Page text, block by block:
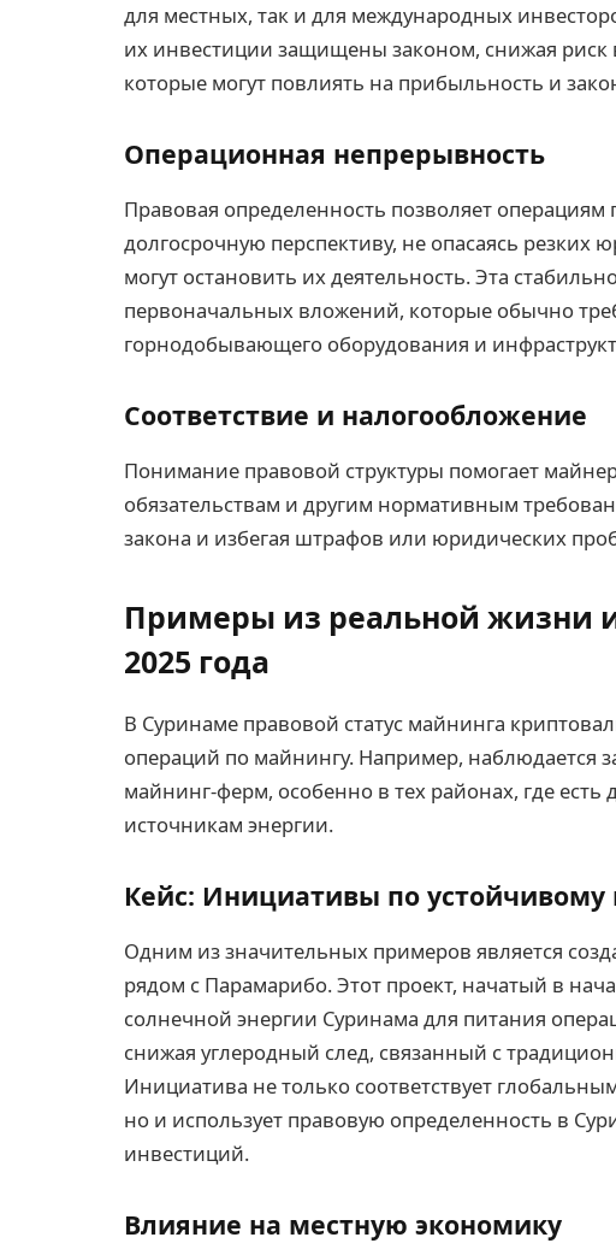
для местных, так и для международных
их инвестиции защищены законом, снижая риск
которые могут повлиять на прибыльность и
Операционная непрерывность
Правовая определенность позволяет
долгосрочную перспективу, не опасаясь
могут остановить их деятельность. Эта
первоначальных вложений, которые обычно
горнодобывающего оборудования и
Соответствие и налогообложение
Понимание правовой структуры помогает
обязательствам и другим нормативным
закона и избегая штрафов или юридических
Примеры из реальной жизни
2025 года
В Суринаме правовой статус майнинга
операций по майнингу. Например, наблюдается
майнинг-ферм, особенно в тех районах, где
источникам энергии.
Кейс: Инициативы по устойчивому
Одним из значительных примеров является
рядом с Парамарибо. Этот проект, начатый в
солнечной энергии Суринама для питания
снижая углеродный след, связанный с
Инициатива не только соответствует
но и использует правовую определенность в
инвестиций.
Влияние на местную экономику